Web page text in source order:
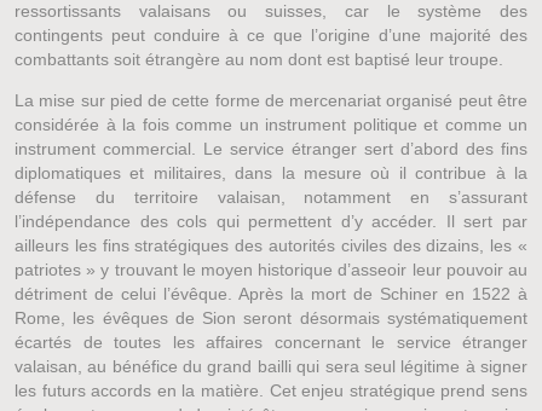
ressortissants valaisans ou suisses, car le système des
contingents peut conduire à ce que l’origine d’une majorité des
combattants soit étrangère au nom dont est baptisé leur troupe.
La mise sur pied de cette forme de mercenariat organisé peut être
considérée à la fois comme un instrument politique et comme un
instrument commercial. Le service étranger sert d’abord des fins
diplomatiques et militaires, dans la mesure où il contribue à la
défense du territoire valaisan, notamment en s’assurant
l’indépendance des cols qui permettent d’y accéder. Il sert par
ailleurs les fins stratégiques des autorités civiles des dizains, les «
patriotes » y trouvant le moyen historique d’asseoir leur pouvoir au
détriment de celui l’évêque. Après la mort de Schiner en 1522 à
Rome, les évêques de Sion seront désormais systématiquement
écartés de toutes les affaires concernant le service étranger
valaisan, au bénéfice du grand bailli qui sera seul légitime à signer
les futurs accords en la matière. Cet enjeu stratégique prend sens